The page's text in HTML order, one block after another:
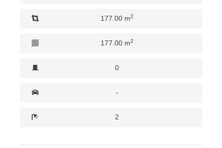
177.00 m2
177.00 m2
0
-
2